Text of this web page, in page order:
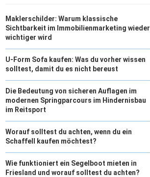
Maklerschilder: Warum klassische
Sichtbarkeit im Immobilienmarketing wieder
wichtiger wird
U-Form Sofa kaufen: Was du vorher wissen
solltest, damit du es nicht bereust
Die Bedeutung von sicheren Auflagen im
modernen Springparcours im Hindernisbau
im Reitsport
Worauf solltest du achten, wenn du ein
Schaffell kaufen möchtest?
Wie funktioniert ein Segelboot mieten in
Friesland und worauf solltest du achten?